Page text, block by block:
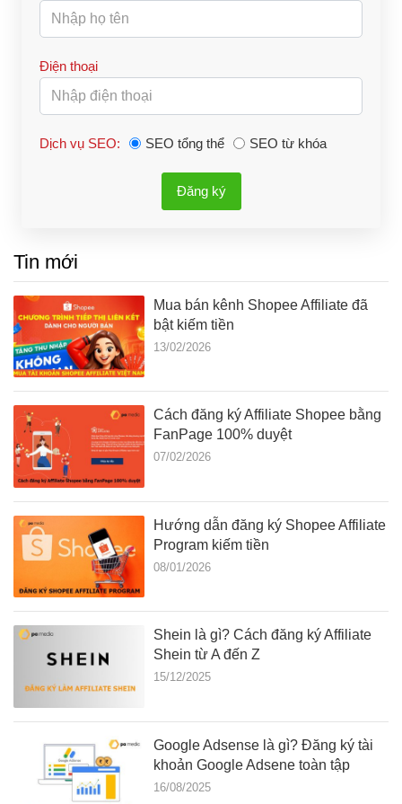
Điện thoại
Dịch vụ SEO: SEO tổng thể SEO từ khóa
Đăng ký
Tin mới
Mua bán kênh Shopee Affiliate đã
bật kiếm tiền
13/02/2026
Cách đăng ký Affiliate Shopee bằng
FanPage 100% duyệt
07/02/2026
Hướng dẫn đăng ký Shopee Affiliate
Program kiếm tiền
08/01/2026
Shein là gì? Cách đăng ký Affiliate
Shein từ A đến Z
15/12/2025
Google Adsense là gì? Đăng ký tài
khoản Google Adsene toàn tập
16/08/2025